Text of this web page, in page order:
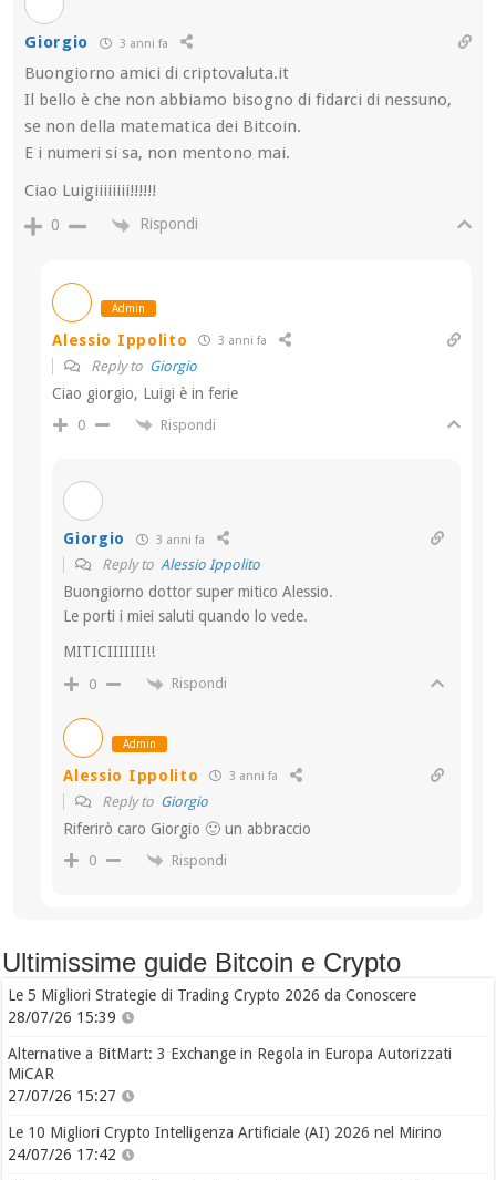
Giorgio 3 anni fa
Buongiorno amici di criptovaluta.it
Il bello è che non abbiamo bisogno di fidarci di nessuno,
se non della matematica dei Bitcoin.
E i numeri si sa, non mentono mai.
Ciao Luigiiiiiiii!!!!!!
0 Rispondi
Admin
Alessio Ippolito 3 anni fa
Reply to Giorgio
Ciao giorgio, Luigi è in ferie
0 Rispondi
Giorgio 3 anni fa
Reply toAlessio Ippolito
Buongiorno dottor super mitico Alessio.
Le porti i miei saluti quando lo vede.
MITICIIIIIII!!
0 Rispondi
Admin
Alessio Ippolito 3 anni fa
Reply to Giorgio
Riferirò caro Giorgio 🙂 un abbraccio
0 Rispondi
Ultimissime guide Bitcoin e Crypto
Le 5 Migliori Strategie di Trading Crypto 2026 da Conoscere
28/07/26 15:39
Alternative a BitMart: 3 Exchange in Regola in Europa Autorizzati
MiCAR
27/07/26 15:27
Le 10 Migliori Crypto Intelligenza Artificiale (AI) 2026 nel Mirino
24/07/26 17:42